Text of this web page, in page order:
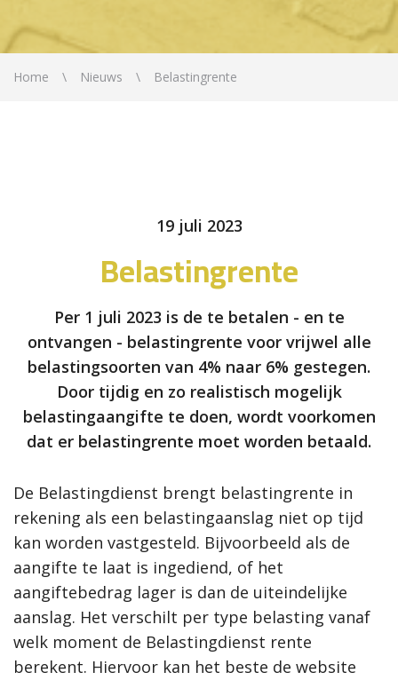
Home Nieuws Belastingrente
19 juli 2023
Belastingrente
Per 1 juli 2023 is de te betalen - en te
ontvangen - belastingrente voor vrijwel alle
belastingsoorten van 4% naar 6% gestegen.
Door tijdig en zo realistisch mogelijk
belastingaangifte te doen, wordt voorkomen
dat er belastingrente moet worden betaald.
De Belastingdienst brengt belastingrente in
rekening als een belastingaanslag niet op tijd
kan worden vastgesteld. Bijvoorbeeld als de
aangifte te laat is ingediend, of het
aangiftebedrag lager is dan de uiteindelijke
aanslag. Het verschilt per type belasting vanaf
welk moment de Belastingdienst rente
berekent. Hiervoor kan het beste de website